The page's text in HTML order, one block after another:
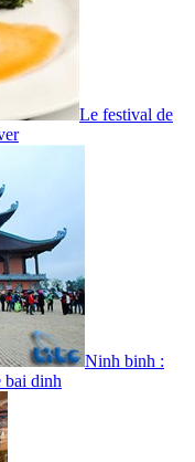
Le festival de
Ninh binh :
bai dinh